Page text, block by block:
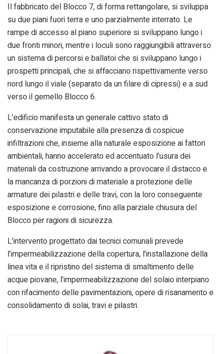
Il fabbricato del Blocco 7, di forma rettangolare, si sviluppa
su due piani fuori terra e uno parzialmente interrato. Le
rampe di accesso al piano superiore si sviluppano lungo i
due fronti minori, mentre i loculi sono raggiungibili attraverso
un sistema di percorsi e ballatoi che si sviluppano lungo i
prospetti principali, che si affacciano rispettivamente verso
nord lungo il viale (separato da un filare di cipressi) e a sud
verso il gemello Blocco 6.
L’edificio manifesta un generale cattivo stato di
conservazione imputabile alla presenza di cospicue
infiltrazioni che, insieme alla naturale esposizione ai fattori
ambientali, hanno accelerato ed accentuato l’usura dei
materiali da costruzione arrivando a provocare il distacco e
la mancanza di porzioni di materiale a protezione delle
armature dei pilastri e delle travi, con la loro conseguente
esposizione e corrosione, fino alla parziale chiusura del
Blocco per ragioni di sicurezza.
L’intervento progettato dai tecnici comunali prevede
l’impermeabilizzazione della copertura, l’installazione della
linea vita e il ripristino del sistema di smaltimento delle
acque piovane, l’impermeabilizzazione del solaio interpiano
con rifacimento delle pavimentazioni, opere di risanamento e
consolidamento di solai, travi e pilastri.